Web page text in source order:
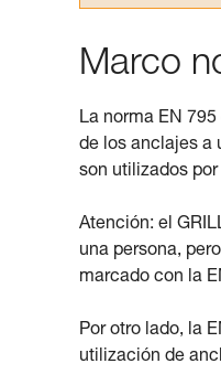
Marco
La norma EN
de los anclajes a
son utilizados
Atención: el
una persona,
marcado con la
Por otro lado, la
utilización de